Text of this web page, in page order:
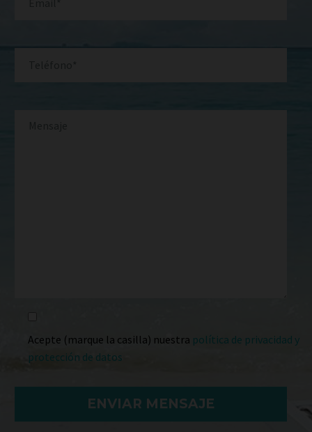
Acepte (marque la casilla) nuestra política de privacidad y
protección de datos